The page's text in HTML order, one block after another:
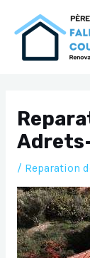
/ Reparation